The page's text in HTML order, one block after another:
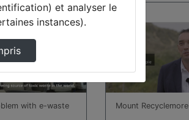
with e-waste
00:02:02
Mount Recyclemore
et analyser le
instances).